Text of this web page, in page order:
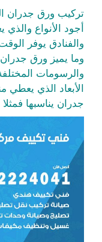
تركيب ورق جدران
أجود الأنواع
والفنادق يوفر
وما يميز ورق جدران
والرسومات
الأبعاد الذي
جدران يناسبها